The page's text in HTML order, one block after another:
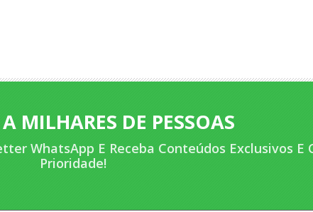
MILHARES DE PESSOAS
WhatsApp E Receba Conteúdos Exclusivos E
Prioridade!